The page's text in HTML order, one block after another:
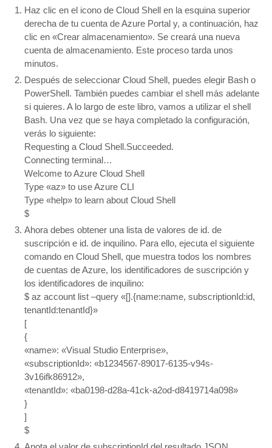
Haz clic en el icono de Cloud Shell en la esquina superior
derecha de tu cuenta de Azure Portal y, a continuación, haz
clic en «Crear almacenamiento». Se creará una nueva
cuenta de almacenamiento. Este proceso tarda unos
minutos.
Después de seleccionar Cloud Shell, puedes elegir Bash o
PowerShell. También puedes cambiar el shell más adelante
si quieres. A lo largo de este libro, vamos a utilizar el shell
Bash. Una vez que se haya completado la configuración,
verás lo siguiente:
Requesting a Cloud Shell.Succeeded.
Connecting terminal…
Welcome to Azure Cloud Shell
Type «az» to use Azure CLI
Type «help» to learn about Cloud Shell
$
Ahora debes obtener una lista de valores de id. de
suscripción e id. de inquilino. Para ello, ejecuta el siguiente
comando en Cloud Shell, que muestra todos los nombres
de cuentas de Azure, los identificadores de suscripción y
los identificadores de inquilino:
$ az account list –query «[].{name:name, subscriptionId:id,
tenantId:tenantId}»
[
{
«name»: «Visual Studio Enterprise»,
«subscriptionId»: «b1234567-89017-6135-v94s-
3v16ifk86912»,
«tenantId»: «ba0198-d28a-41ck-a2od-d8419714a098»
}
]
$